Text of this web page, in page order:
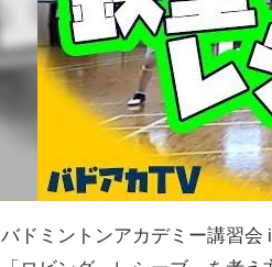
バドミントンアカデミー講習会